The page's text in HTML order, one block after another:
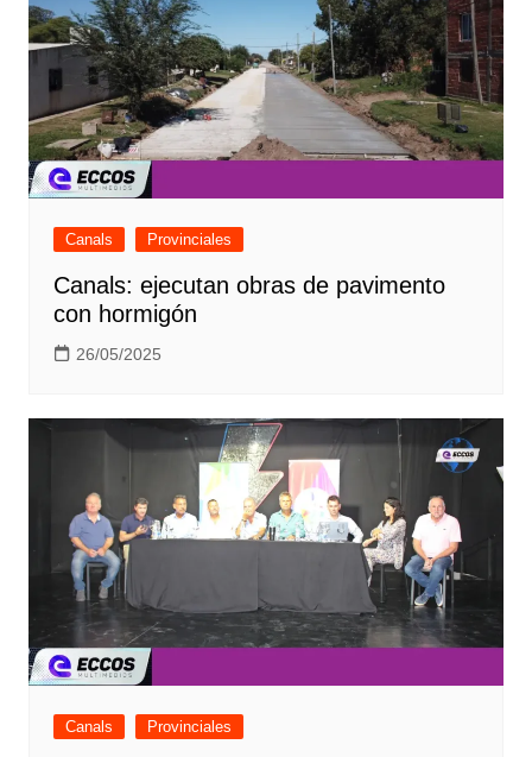
Canals Provinciales
Canals: ejecutan obras de pavimento
con hormigón
26/05/2025
Canals Provinciales